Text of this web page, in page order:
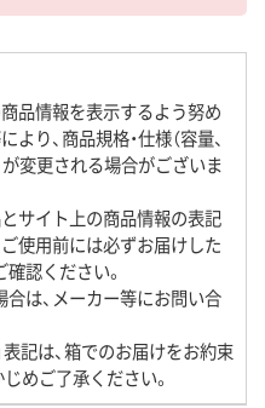
品情報を表示するよう努め
り、商品規格・仕様（容量、
が変更される場合がございま
サイト上の商品情報の表記
使用前には必ずお届けした
認ください。
は、メーカー等にお問い合
表記は、箱でのお届けをお約束
めご了承ください。